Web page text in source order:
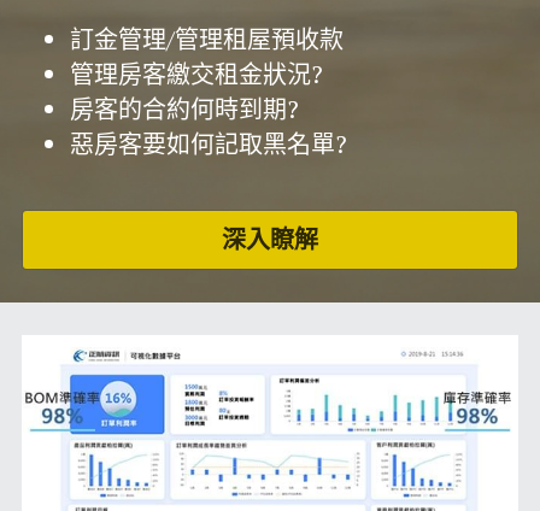
訂金管理/管理租屋預收款
管理房客繳交租金狀況?
房客的合約何時到期?
惡房客要如何記取黑名單?
深入瞭解